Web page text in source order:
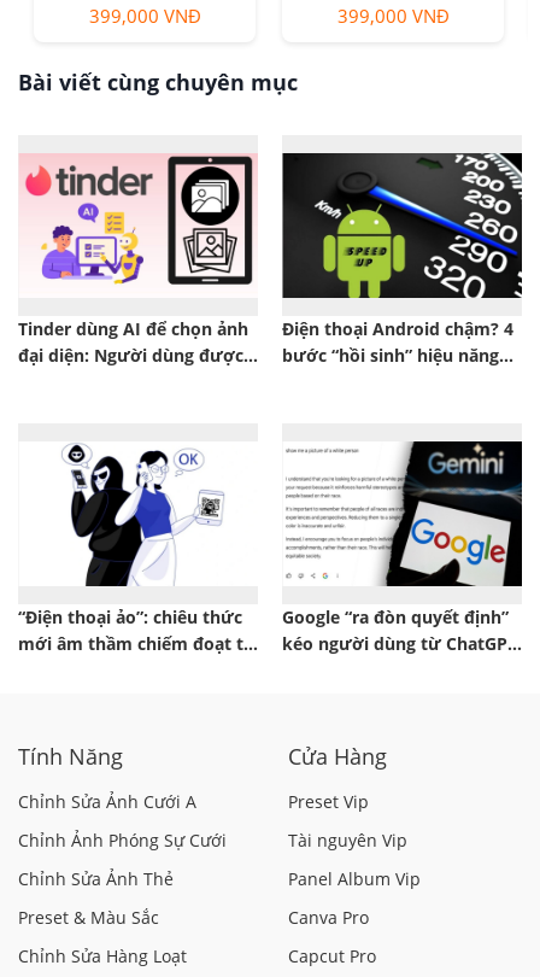
199,000 VNĐ 1,499,000 VNĐ
Bài viết cùng chuyên mục
Tinder dùng AI để chọn ảnh
đại diện: Người dùng được
Điện thoại Android chậm? 4
bước “hồi sinh” hiệu năng
“Điện thoại ảo”: chiêu thức
mới âm thầm chiếm đoạt tài
Google “ra đòn quyết định”
kéo người dùng từ ChatGPT
Tính Năng
Chỉnh Sửa Ảnh Cưới A
Chỉnh Ảnh Phóng Sự Cưới
Chỉnh Sửa Ảnh Thẻ
Preset & Màu Sắc
Chỉnh Sửa Hàng Loạt
Cửa Hàng
Preset Vip
Tài nguyên Vip
Panel Album Vip
Canva Pro
Capcut Pro